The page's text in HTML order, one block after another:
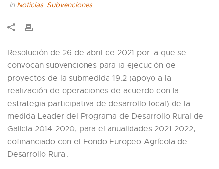
In Noticias, Subvenciones
Resolución de 26 de abril de 2021 por la que se
convocan subvenciones para la ejecución de
proyectos de la submedida 19.2 (apoyo a la
realización de operaciones de acuerdo con la
estrategia participativa de desarrollo local) de la
medida Leader del Programa de Desarrollo Rural de
Galicia 2014-2020, para el anualidades 2021-2022,
cofinanciado con el Fondo Europeo Agrícola de
Desarrollo Rural.